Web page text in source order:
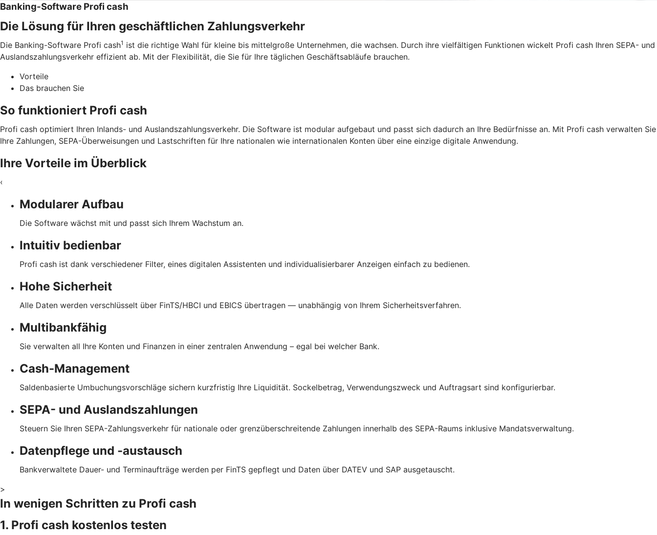
Banking-Software Profi cash
Die Lösung für Ihren geschäftlichen Zahlungsverkehr
Die Banking-Software Profi cash1 ist die richtige Wahl für kleine bis mittelgroße Unternehmen, die wachsen. Durch ihre vielfältigen Funktionen wickelt Profi cash Ihren SEPA- und
Auslandszahlungsverkehr effizient ab. Mit der Flexibilität, die Sie für Ihre täglichen Geschäftsabläufe brauchen.
Vorteile
Das brauchen Sie
So funktioniert Profi cash
Profi cash optimiert Ihren Inlands- und Auslandszahlungsverkehr. Die Software ist modular aufgebaut und passt sich dadurch an Ihre Bedürfnisse an. Mit Profi cash verwalten Sie
Ihre Zahlungen, SEPA-Überweisungen und Lastschriften für Ihre nationalen wie internationalen Konten über eine einzige digitale Anwendung.
Ihre Vorteile im Überblick
‹
Modularer Aufbau
Die Software wächst mit und passt sich Ihrem Wachstum an.
Intuitiv bedienbar
Profi cash ist dank verschiedener Filter, eines digitalen Assistenten und individualisierbarer Anzeigen einfach zu bedienen.
Hohe Sicherheit
Alle Daten werden verschlüsselt über FinTS/HBCI und EBICS übertragen — unabhängig von Ihrem Sicherheitsverfahren.
Multibankfähig
Sie verwalten all Ihre Konten und Finanzen in einer zentralen Anwendung – egal bei welcher Bank.
Cash-Management
Saldenbasierte Umbuchungsvorschläge sichern kurzfristig Ihre Liquidität. Sockelbetrag, Verwendungszweck und Auftragsart sind konfigurierbar.
SEPA- und Auslandszahlungen
Steuern Sie Ihren SEPA-Zahlungsverkehr für nationale oder grenzüberschreitende Zahlungen innerhalb des SEPA-Raums inklusive Mandatsverwaltung.
Datenpflege und -austausch
Bankverwaltete Dauer- und Terminaufträge werden per FinTS gepflegt und Daten über DATEV und SAP ausgetauscht.
>
In wenigen Schritten zu Profi cash
1. Profi cash kostenlos testen